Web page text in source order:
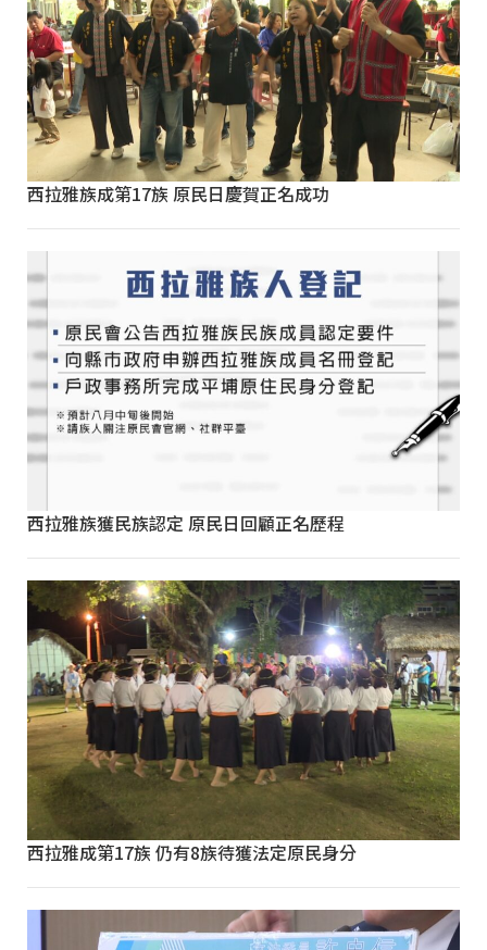
西拉雅族成第17族 原民日慶賀正名成功
西拉雅族獲民族認定 原民日回顧正名歷程
西拉雅成第17族 仍有8族待獲法定原民身分